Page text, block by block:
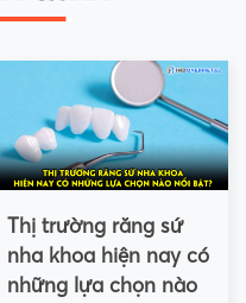
Thị trường răng sứ
nha khoa hiện nay có
những lựa chọn nào